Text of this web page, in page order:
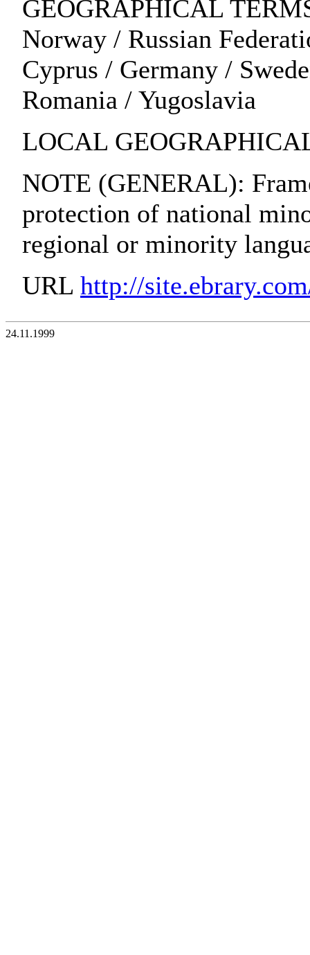
GEOGRAPHICAL
Norway / Russian
Cyprus / Germany /
Romania / Yugoslavia
LOCAL
NOTE (GENERAL):
protection of national
regional or minority
URL http://
24.11.1999